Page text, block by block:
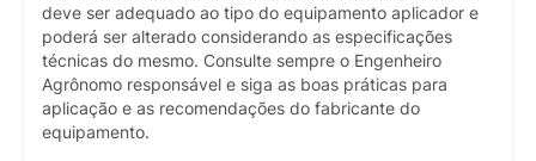
deve ser adequado ao tipo do equipamento aplicador e
poderá ser alterado considerando as especificações
técnicas do mesmo. Consulte sempre o Engenheiro
Agrônomo responsável e siga as boas práticas para
aplicação e as recomendações do fabricante do
equipamento.